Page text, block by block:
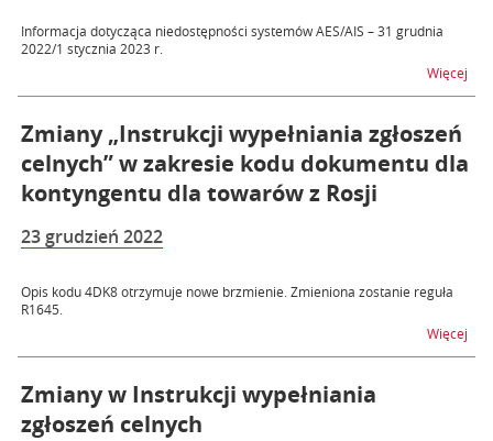
Informacja dotycząca niedostępności systemów AES/AIS – 31 grudnia
2022/1 stycznia 2023 r.
Więcej
Zmiany „Instrukcji wypełniania zgłoszeń
celnych” w zakresie kodu dokumentu dla
kontyngentu dla towarów z Rosji
23 grudzień 2022
Opis kodu 4DK8 otrzymuje nowe brzmienie. Zmieniona zostanie reguła
R1645.
Więcej
Zmiany w Instrukcji wypełniania
zgłoszeń celnych